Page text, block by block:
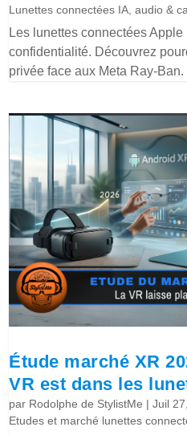
Lunettes connectées IA, audio &
Les lunettes connectées
confidentialité. Découvrez
privée face aux Meta Ray-Ban.
Étude marché XR
VR est dans les
par Rodolphe de StylistMe |Juil
Etudes et marché lunettes